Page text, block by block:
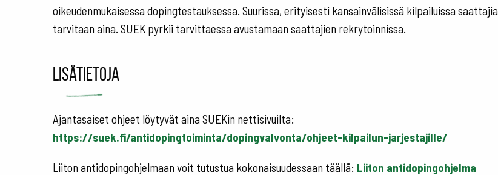
oikeudenmukaisessa dopingtestauksessa. Suurissa, erityisesti kansainvälisissä kilpailuissa saattajia
tarvitaan aina. SUEK pyrkii tarvittaessa avustamaan saattajien rekrytoinnissa.
Lisätietoja
Ajantasaiset ohjeet löytyvät aina SUEKin nettisivuilta:
https://suek.fi/antidopingtoiminta/dopingvalvonta/ohjeet-kilpailun-jarjestajille/
Liiton antidopingohjelmaan voit tutustua kokonaisuudessaan täällä: Liiton antidopingohjelma